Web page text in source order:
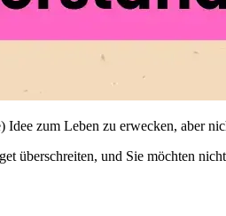
Idee zum Leben zu erwecken,
überschreiten, und Sie möchten